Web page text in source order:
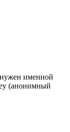
нужен именной
(анонимный